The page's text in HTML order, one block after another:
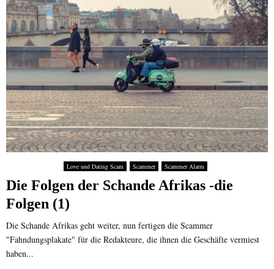
Love und Dating Scam Scammer Scammer Alarm
Die Folgen der Schande Afrikas -die
Folgen (1)
Die Schande Afrikas geht weiter, nun fertigen die Scammer
"Fahndungsplakate" für die Redakteure, die ihnen die Geschäfte vermiest
haben...